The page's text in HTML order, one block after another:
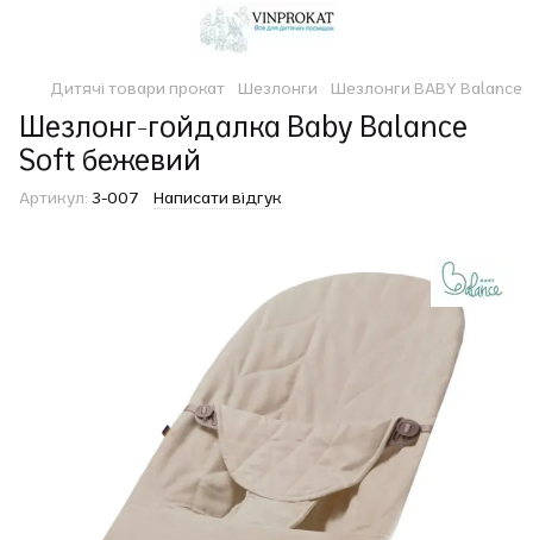
Дитячі товари прокат Шезлонги Шезлонги BABY Balance
Шезлонг-гойдалка Baby Balance
Soft бежевий
Артикул: 3-007 Написати відгук